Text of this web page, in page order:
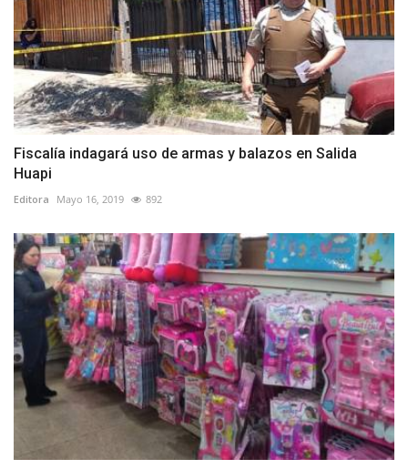
Fiscalía indagará uso de armas y balazos en Salida
Huapi
Editora Mayo 16, 2019 892